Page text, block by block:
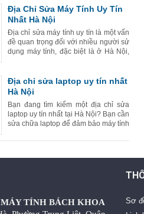
Tại Máy Tính Trần Anh,
Địa Chỉ Sửa Máy Tính Uy Tín
Nhất Hà Nội
Địa chỉ sửa máy tính uy tín là một vấn
đề quan trọng đối với nhiều người sử
dụng máy tính, đặc biệt là ở Hà Nội,
Trần Anh được xe
Địa chỉ sửa laptop uy tín nhất
Hà Nội
Bạn đang tìm kiếm một địa chỉ sửa
laptop uy tín nhất tại Hà Nội? Bạn cần
sửa chữa laptop để đảm bảo máy tính
TÍNH BÁCH KHOA
Sơ